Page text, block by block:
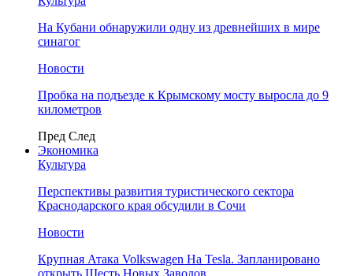
На Кубани обнаружили одну из древнейших в мире
синагог
Новости
Пробка на подъезде к Крымскому мосту выросла до 9
километров
Пред След
Экономика
Культура
Перспективы развития туристического сектора
Краснодарского края обсудили в Сочи
Новости
Крупная Атака Volkswagen На Tesla. Запланировано
открыть Шесть Новых Заводов